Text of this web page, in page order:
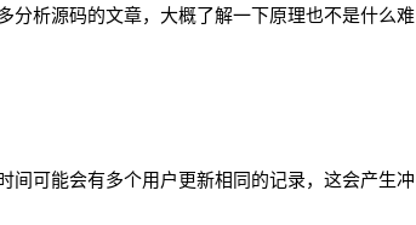
分析源码的文章，大概了解一下原理也不是什么难
间可能会有多个用户更新相同的记录，这会产生冲